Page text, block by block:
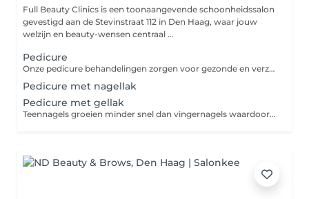
Full Beauty Clinics is een toonaangevende schoonheidssalon
gevestigd aan de Stevinstraat 112 in Den Haag, waar jouw
welzijn en beauty-wensen centraal ...
Pedicure
Onze pedicure behandelingen zorgen voor gezonde en verzorgde voeten. Ideaal voor wie extra zorg aan zijn voeten wil besteden.
Pedicure met nagellak
Pedicure met gellak
Teennagels groeien minder snel dan vingernagels waardoor de Gelpolish 4 tot 6 weken mooi blijft zitten met een prachtige glans. Gebruik één van de trendy kleuren en u kan zeker gezien worden met open schoenen.